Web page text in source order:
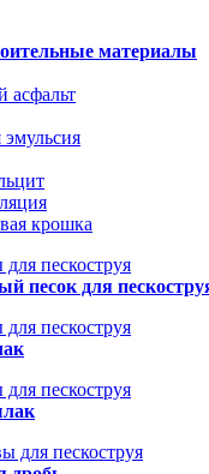
материалы
асфальт
крошка
пескоструя
песок для
пескоструя
пескоструя
для пескоструя